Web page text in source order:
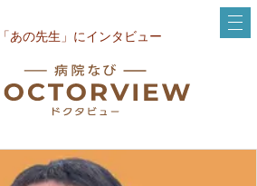
あの先生」にインタビュー